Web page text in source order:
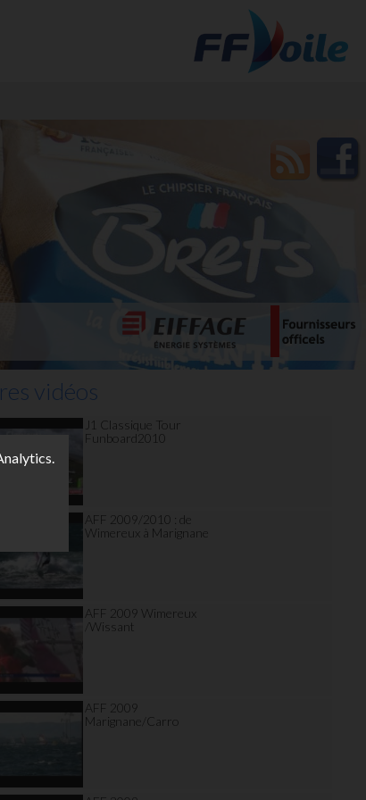
vidéos
J1 Classique Tour
Funboard2010
AFF 2009/2010 : de
Wimereux à Marignane
AFF 2009 Wimereux
/Wissant
AFF 2009
Marignane/Carro